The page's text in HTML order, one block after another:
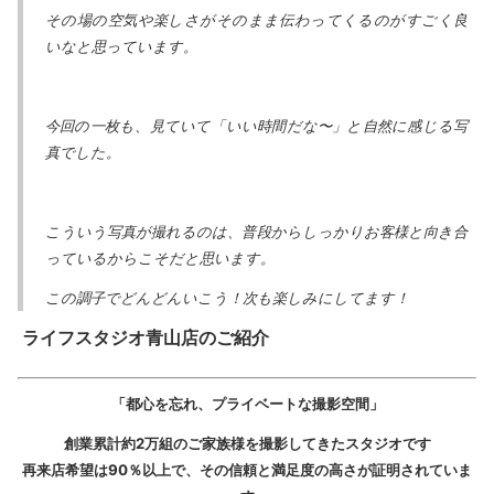
その場の空気や楽しさがそのまま伝わってくるのがすごく良
いなと思っています。
今回の一枚も、見ていて「いい時間だな〜」と自然に感じる写
真でした。
こういう写真が撮れるのは、普段からしっかりお客様と向き合
っているからこそだと思います。
この調子でどんどんいこう！次も楽しみにしてます！
ライフスタジオ青山店のご紹介
「都心を忘れ、プライベートな撮影空間」
創業累計約2万組のご家族様を撮影してきたスタジオです
再来店希望は90％以上で、その信頼と満足度の高さが証明されていま